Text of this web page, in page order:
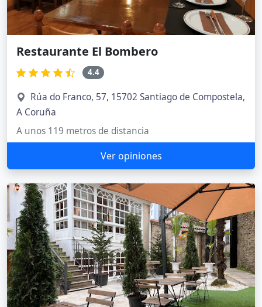
Restaurante El Bombero
4.4
Rúa do Franco, 57, 15702 Santiago de Compostela,
A Coruña
A unos 119 metros de distancia
Ver opiniones